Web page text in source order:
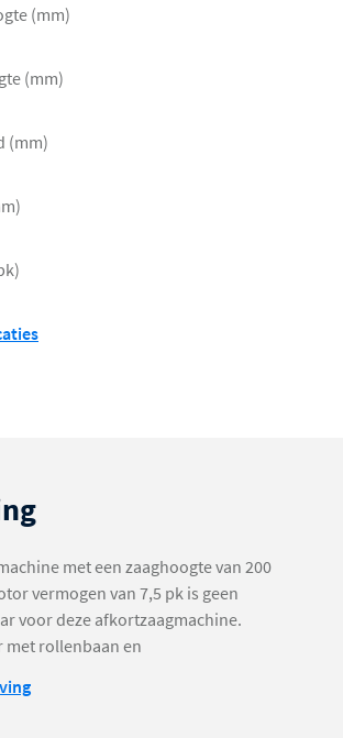
(mm)
(mm)
(mm)
met een zaaghoogte van 200
vermogen van 7,5 pk is geen
voor deze afkortzaagmachine.
met rollenbaan en
kunnen we een totaalpakket bieden.